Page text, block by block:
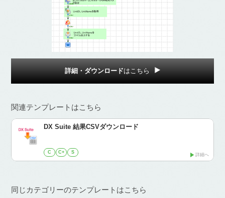
詳細・ダウンロードはこちら
関連テンプレートはこちら
DX Suite 結果CSVダウンロード
C C+ S 詳細へ
同じカテゴリーのテンプレートはこちら